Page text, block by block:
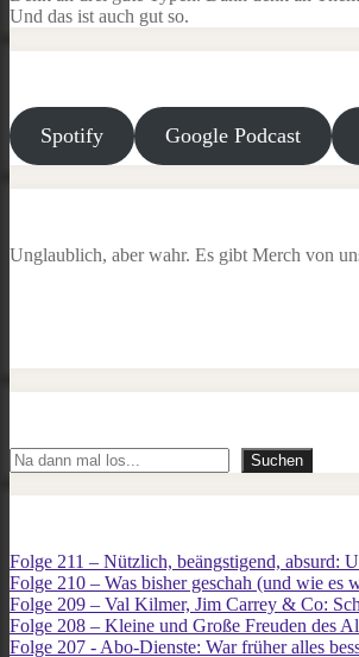
Und das ist auch gut so.
Spotify Google Podcast
Unglaublich, aber wahr. Es gibt Merch von
Suchen Suchen
Folge 211 – Nützlich, beängstigend, absurd:
Folge 210 – Was bisher geschah (und wie es
Folge 209 – Val Kilmer, Jim Carrey & Co:
Folge 208 – Kleine und Große Freuden des
Folge 207 - Abo-Dienste: War früher alles